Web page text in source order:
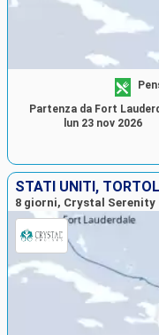
Partenza da Fort
lun 23 nov 2026
8 giorni, Crystal Serenity